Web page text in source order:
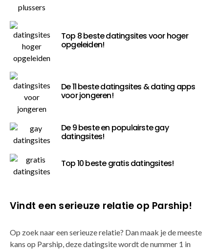
Top 8 beste datingsites voor hoger
opgeleiden!
De 11 beste datingsites & dating apps
voor jongeren!
De 9 beste en populairste gay
datingsites!
Top 10 beste gratis datingsites!
Vindt een serieuze relatie op Parship!
Op zoek naar een serieuze relatie? Dan maak je de meeste
kans op Parship, deze datingsite wordt de nummer 1 in